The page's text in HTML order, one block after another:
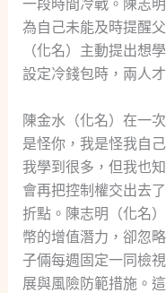
一段時間冷戰。陳志
為自己未能及時提醒
（化名）主動提出想
設定冷錢包時，兩人
陳金水（化名）在一
是怪你，我是怪我自
我學到很多，但我也
會再把控制權交出去
折點。陳志明（化名
幣的增值潛力，卻忽
子倆每週固定一同檢
展與風險防範措施。